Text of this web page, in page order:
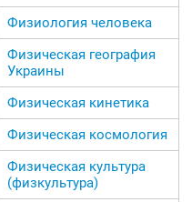
Физиология человека
Физическая география
Украины
Физическая кинетика
Физическая космология
Физическая культура
(физкультура)